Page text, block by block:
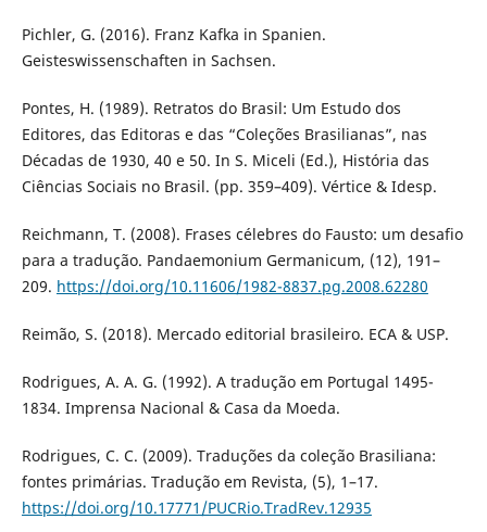
Pichler, G. (2016). Franz Kafka in Spanien.
Geisteswissenschaften in Sachsen.
Pontes, H. (1989). Retratos do Brasil: Um Estudo dos
Editores, das Editoras e das “Coleções Brasilianas”, nas
Décadas de 1930, 40 e 50. In S. Miceli (Ed.), História das
Ciências Sociais no Brasil. (pp. 359–409). Vértice & Idesp.
Reichmann, T. (2008). Frases célebres do Fausto: um desafio
para a tradução. Pandaemonium Germanicum, (12), 191–
209. https://doi.org/10.11606/1982-8837.pg.2008.62280
Reimão, S. (2018). Mercado editorial brasileiro. ECA & USP.
Rodrigues, A. A. G. (1992). A tradução em Portugal 1495-
1834. Imprensa Nacional & Casa da Moeda.
Rodrigues, C. C. (2009). Traduções da coleção Brasiliana:
fontes primárias. Tradução em Revista, (5), 1–17.
https://doi.org/10.17771/PUCRio.TradRev.12935